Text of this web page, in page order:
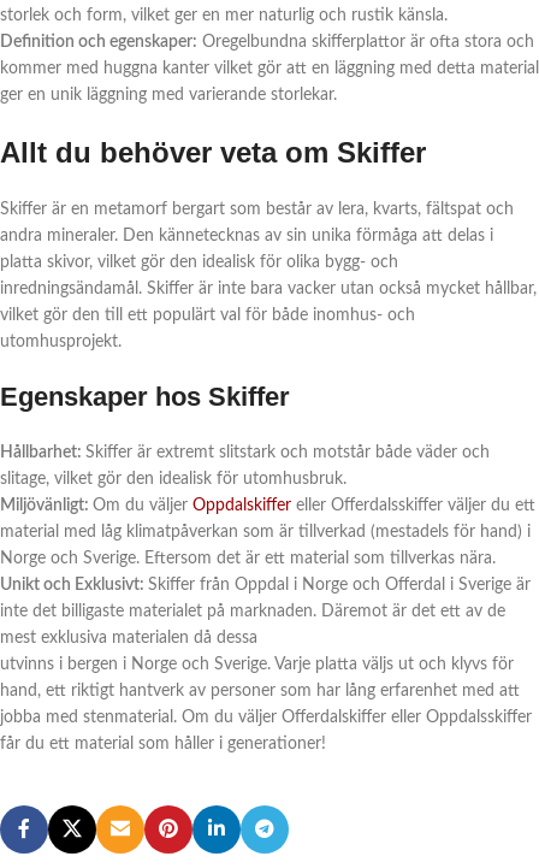
storlek och form, vilket ger en mer naturlig och rustik känsla.
Definition och egenskaper: Oregelbundna skifferplattor är ofta stora och
kommer med huggna kanter vilket gör att en läggning med detta material
ger en unik läggning med varierande storlekar.
Allt du behöver veta om Skiffer
Skiffer är en metamorf bergart som består av lera, kvarts, fältspat och
andra mineraler. Den kännetecknas av sin unika förmåga att delas i
platta skivor, vilket gör den idealisk för olika bygg- och
inredningsändamål. Skiffer är inte bara vacker utan också mycket hållbar,
vilket gör den till ett populärt val för både inomhus- och
utomhusprojekt.
Egenskaper hos Skiffer
Hållbarhet: Skiffer är extremt slitstark och motstår både väder och
slitage, vilket gör den idealisk för utomhusbruk.
Miljövänligt: Om du väljer Oppdalskiffer eller Offerdalsskiffer väljer du ett
material med låg klimatpåverkan som är tillverkad (mestadels för hand) i
Norge och Sverige. Eftersom det är ett material som tillverkas nära.
Unikt och Exklusivt: Skiffer från Oppdal i Norge och Offerdal i Sverige är
inte det billigaste materialet på marknaden. Däremot är det ett av de
mest exklusiva materialen då dessa
utvinns i bergen i Norge och Sverige. Varje platta väljs ut och klyvs för
hand, ett riktigt hantverk av personer som har lång erfarenhet med att
jobba med stenmaterial. Om du väljer Offerdalskiffer eller Oppdalsskiffer
får du ett material som håller i generationer!